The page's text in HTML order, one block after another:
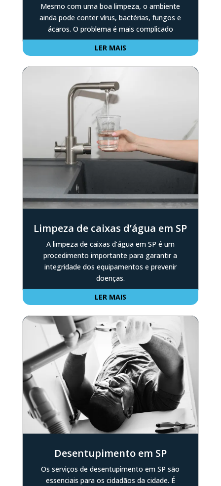
Mesmo com uma boa limpeza, o ambiente
ainda pode conter vírus, bactérias, fungos e
ácaros. O problema é mais complicado
LER MAIS
Limpeza de caixas d’água em SP
A limpeza de caixas d’água em SP é um
procedimento importante para garantir a
integridade dos equipamentos e prevenir
doenças.
LER MAIS
Desentupimento em SP
Os serviços de desentupimento em SP são
essenciais para os cidadãos da cidade. É